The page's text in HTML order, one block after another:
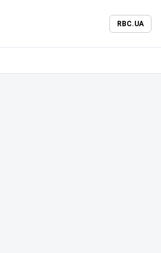
RBC.UA